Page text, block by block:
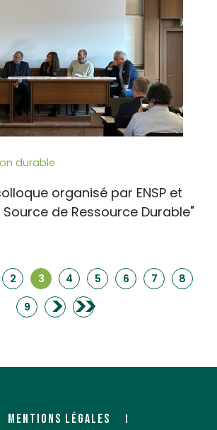
durable
organisé par ENSP et
Source de Ressource Durable"
2 3 4 5 6 7
8
9
> >>
MENTIONS LÉGALES